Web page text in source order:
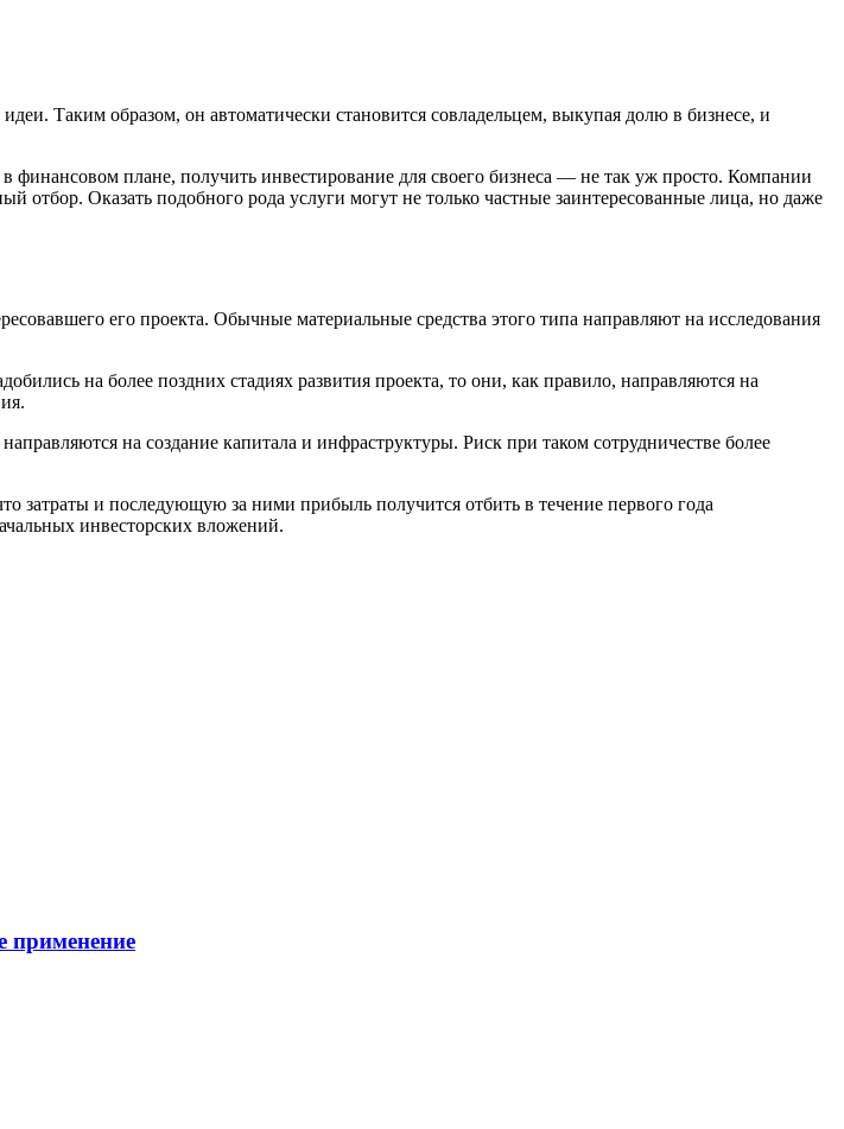
Таким образом, он автоматически становится совладельцем, выкупая долю в бизнесе, и
плане, получить инвестирование для своего бизнеса — не так уж просто. Компании
Оказать подобного рода услуги могут не только частные заинтересованные лица, но даже
его проекта. Обычные материальные средства этого типа направляют на исследования
на более поздних стадиях развития проекта, то они, как правило, направляются на
на создание капитала и инфраструктуры. Риск при таком сотрудничестве более
и последующую за ними прибыль получится отбить в течение первого года
инвесторских вложений.
применение